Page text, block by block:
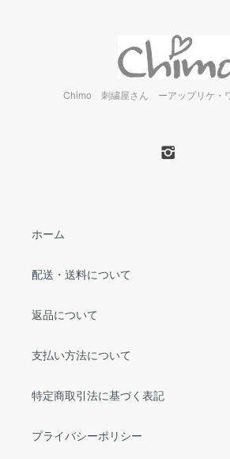
Chimo 刺繍屋さん ーアップリケ・
ホーム
配送・送料について
返品について
支払い方法について
特定商取引法に基づく表記
プライバシーポリシー